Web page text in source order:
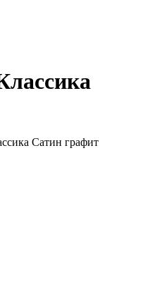
Сатин графит